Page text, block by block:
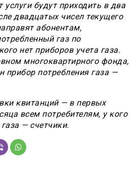
услуги будут приходить в два
двадцатых чисел текущего
абонентам,
газ по
нет приборов учета газа.
многоквартирного фонда,
прибор потребления газа —
квитанций — в первых
всем потребителям, у кого
— счетчики.